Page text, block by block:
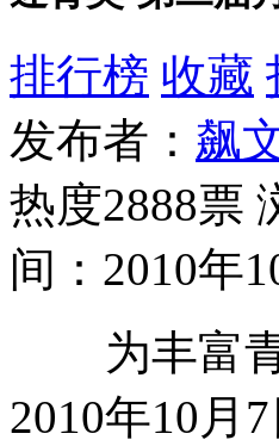
排行榜 收藏
发布者： 飙
热度2888票
间：2010年
为丰富青
2010年10月